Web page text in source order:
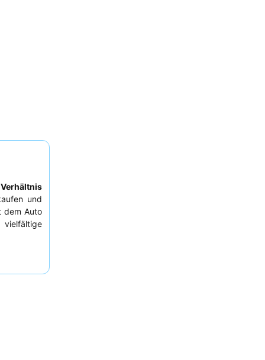
und
dem Auto